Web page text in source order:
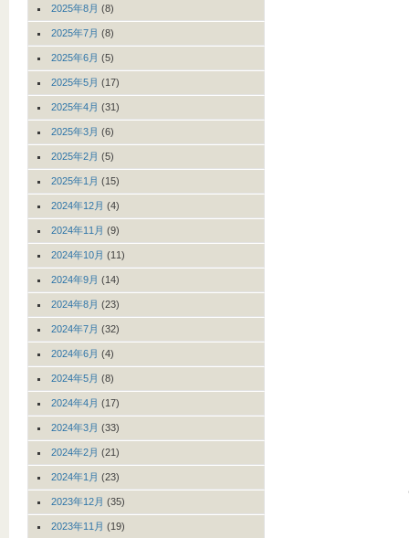
2025年8月 (8)
2025年7月 (8)
2025年6月 (5)
2025年5月 (17)
2025年4月 (31)
2025年3月 (6)
2025年2月 (5)
2025年1月 (15)
2024年12月 (4)
2024年11月 (9)
2024年10月 (11)
2024年9月 (14)
2024年8月 (23)
2024年7月 (32)
2024年6月 (4)
2024年5月 (8)
2024年4月 (17)
2024年3月 (33)
2024年2月 (21)
2024年1月 (23)
2023年12月 (35)
2023年11月 (19)